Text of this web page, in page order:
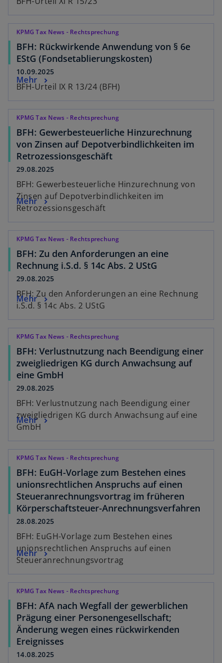
KPMG Tax News - Rechtsprechung
BFH: Rückwirkende Anwendung von § 6e
EStG (Fondsetablierungskosten)
10.09.2025
BFH-Urteil IX R 13/24 (BFH)
Mehr
KPMG Tax News - Rechtsprechung
BFH: Gewerbesteuerliche Hinzurechnung
von Zinsen auf Depotverbindlichkeiten im
Retrozessionsgeschäft
29.08.2025
BFH: Gewerbesteuerliche Hinzurechnung von
Zinsen auf Depotverbindlichkeiten im
Retrozessionsgeschäft
Mehr
KPMG Tax News - Rechtsprechung
BFH: Zu den Anforderungen an eine
Rechnung i.S.d. § 14c Abs. 2 UStG
29.08.2025
BFH: Zu den Anforderungen an eine Rechnung
i.S.d. § 14c Abs. 2 UStG
Mehr
KPMG Tax News - Rechtsprechung
BFH: Verlustnutzung nach Beendigung einer
zweigliedrigen KG durch Anwachsung auf
eine GmbH
29.08.2025
BFH: Verlustnutzung nach Beendigung einer
zweigliedrigen KG durch Anwachsung auf eine
GmbH
Mehr
KPMG Tax News - Rechtsprechung
BFH: EuGH-Vorlage zum Bestehen eines
unionsrechtlichen Anspruchs auf einen
Steueranrechnungsvortrag im früheren
Körperschaftsteuer-Anrechnungsverfahren
28.08.2025
BFH: EuGH-Vorlage zum Bestehen eines
unionsrechtlichen Anspruchs auf einen
Steueranrechnungsvortrag
Mehr
KPMG Tax News - Rechtsprechung
BFH: AfA nach Wegfall der gewerblichen
Prägung einer Personengesellschaft;
Änderung wegen eines rückwirkenden
Ereignisses
14.08.2025